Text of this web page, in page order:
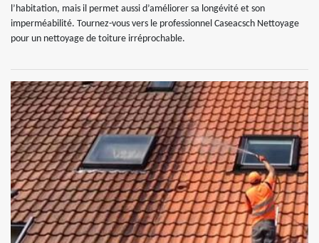
l’habitation, mais il permet aussi d’améliorer sa longévité et son
imperméabilité. Tournez-vous vers le professionnel Caseacsch Nettoyage
pour un nettoyage de toiture irréprochable.